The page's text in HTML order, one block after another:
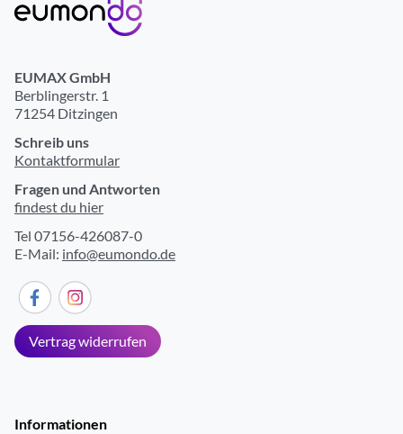
EUMAX GmbH
Berblingerstr. 1
71254 Ditzingen
Schreib uns
Kontaktformular
Fragen und Antworten
findest du hier
Tel 07156-426087-0
E-Mail: info@eumondo.de
Vertrag widerrufen
Informationen